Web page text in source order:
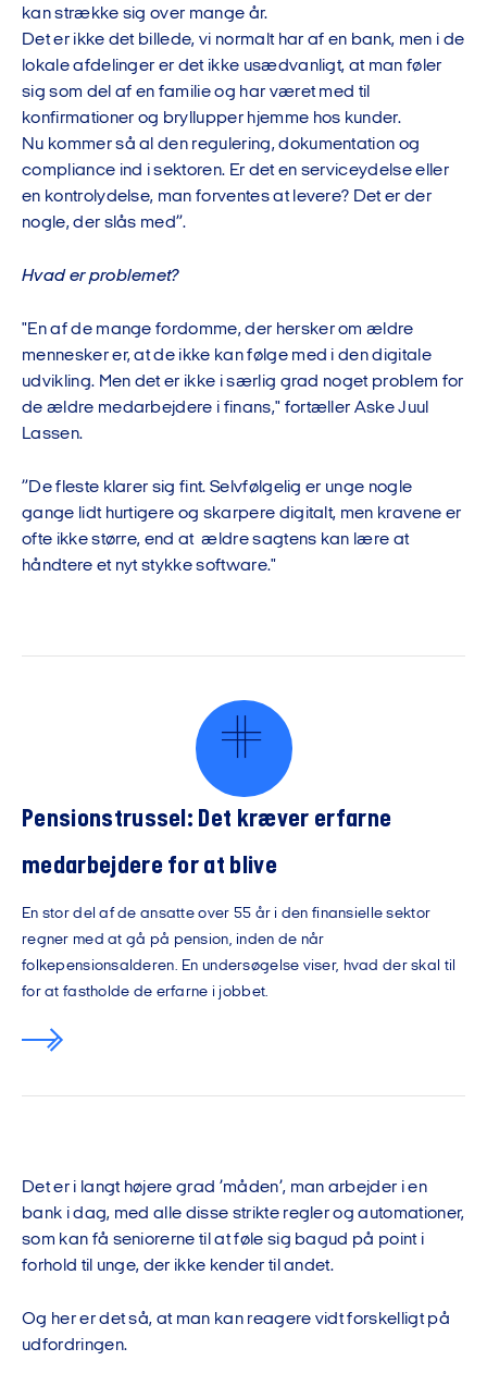
kan strække sig over mange år.
Det er ikke det billede, vi normalt har af en bank, men i de
lokale afdelinger er det ikke usædvanligt, at man føler
sig som del af en familie og har været med til
konfirmationer og bryllupper hjemme hos kunder.
Nu kommer så al den regulering, dokumentation og
compliance ind i sektoren. Er det en serviceydelse eller
en kontrolydelse, man forventes at levere? Det er der
nogle, der slås med”.
Hvad er problemet?
"En af de mange fordomme, der hersker om ældre
mennesker er, at de ikke kan følge med i den digitale
udvikling. Men det er ikke i særlig grad noget problem for
de ældre medarbejdere i finans," fortæller Aske Juul
Lassen.
”De fleste klarer sig fint. Selvfølgelig er unge nogle
gange lidt hurtigere og skarpere digitalt, men kravene er
ofte ikke større, end at ældre sagtens kan lære at
håndtere et nyt stykke software."
Pensionstrussel: Det kræver erfarne
medarbejdere for at blive
En stor del af de ansatte over 55 år i den finansielle sektor
regner med at gå på pension, inden de når
folkepensionsalderen. En undersøgelse viser, hvad der skal til
for at fastholde de erfarne i jobbet.
Det er i langt højere grad ’måden’, man arbejder i en
bank i dag, med alle disse strikte regler og automationer,
som kan få seniorerne til at føle sig bagud på point i
forhold til unge, der ikke kender til andet.
Og her er det så, at man kan reagere vidt forskelligt på
udfordringen.